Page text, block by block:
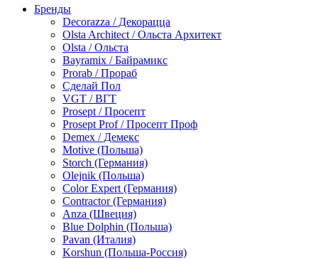
по металлу
антикорозийные
под декоративные штукатурки
для гипсокартона
под штукатурку
Герметик
акриловые
силиконовые универсальные, нейтральные
силиконовые санитарные (антигрибковые)
шовные для срубов
для кровли
для каминов
полиуретановые
Декоративные штукатурки и краски
краски для декора, патина
мокрый шелк
венецианские (эффект мрамора)
песок (эффект песчаных вихрей)
декоративная шпаклевка
Бренды
Decorazza / Декорацца
Olsta Architect / Ольста Архитект
Olsta / Ольста
Bayramix / Байрамикс
Prorab / Прораб
Сделай Пол
VGT / ВГТ
Prosept / Просепт
Prosept Prof / Просепт Проф
Demex / Демекс
Motive (Польша)
Storch (Германия)
Olejnik (Польша)
Color Expert (Германия)
Contractor (Германия)
Anza (Швеция)
Blue Dolphin (Польша)
Pavan (Италия)
Korshun (Польша-Россия)